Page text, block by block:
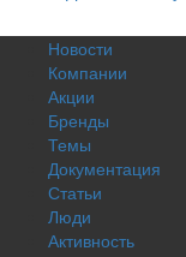
Новости
Компании
Акции
Бренды
Темы
Документация
Статьи
Люди
Активность